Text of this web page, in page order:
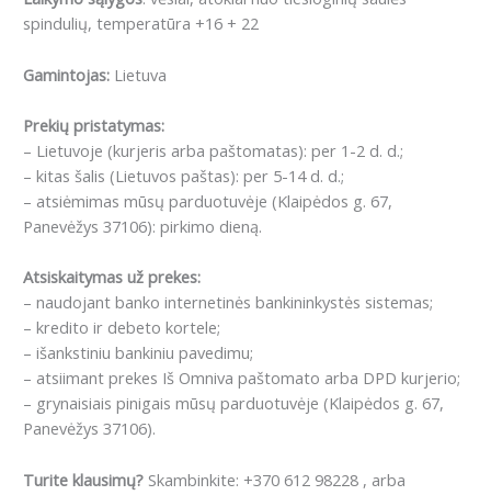
spindulių, temperatūra +16 + 22
Gamintojas: Lietuva
Prekių pristatymas:
– Lietuvoje (kurjeris arba paštomatas): per 1-2 d. d.;
– kitas šalis (Lietuvos paštas): per 5-14 d. d.;
– atsiėmimas mūsų parduotuvėje (Klaipėdos g. 67,
Panevėžys 37106): pirkimo dieną.
Atsiskaitymas už prekes:
– naudojant banko internetinės bankininkystės sistemas;
– kredito ir debeto kortele;
– išankstiniu bankiniu pavedimu;
– atsiimant prekes Iš Omniva paštomato arba DPD kurjerio;
– grynaisiais pinigais mūsų parduotuvėje (Klaipėdos g. 67,
Panevėžys 37106).
Turite klausimų? Skambinkite: +370 612 98228 , arba